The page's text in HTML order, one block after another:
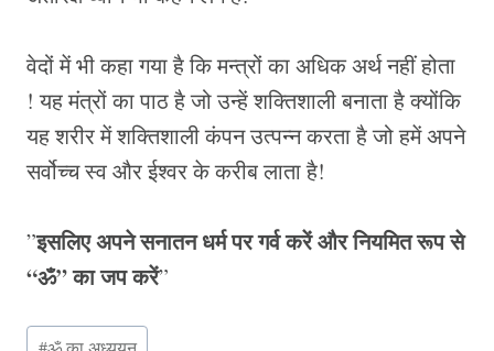
वेदों में भी कहा गया है कि मन्त्रों का अधिक अर्थ नहीं होता
! यह मंत्रों का पाठ है जो उन्हें शक्तिशाली बनाता है क्योंकि
यह शरीर में शक्तिशाली कंपन उत्पन्न करता है जो हमें अपने
सर्वोच्च स्व और ईश्वर के करीब लाता है!
”इसलिए अपने सनातन धर्म पर गर्व करें और नियमित रूप से
“ॐ” का जप करें”
Post